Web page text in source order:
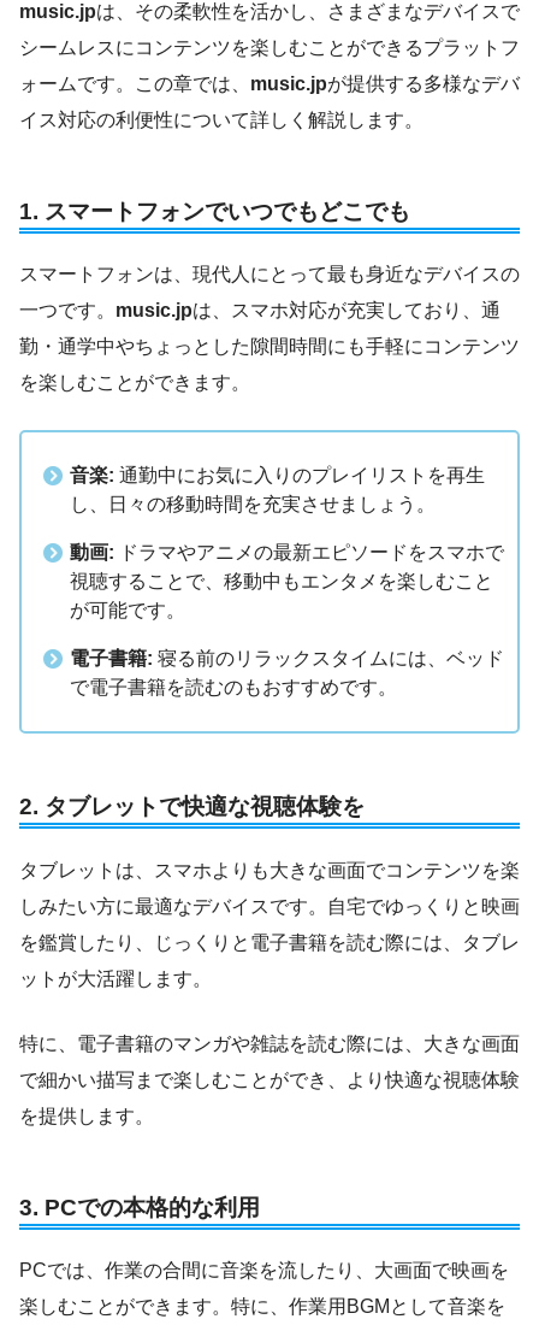
music.jpは、その柔軟性を活かし、さまざまなデバイスで
シームレスにコンテンツを楽しむことができるプラットフ
ォームです。この章では、 music.jpが提供する多様なデバ
イス対応の利便性について詳しく解説します。
1. スマートフォンでいつでもどこでも
スマートフォンは、現代人にとって最も身近なデバイスの
一つです。 music.jpは、スマホ対応が充実しており、通
勤・通学中やちょっとした隙間時間にも手軽にコンテンツ
を楽しむことができます。
音楽: 通勤中にお気に入りのプレイリストを再生
し、日々の移動時間を充実させましょう。
動画: ドラマやアニメの最新エピソードをスマホで
視聴することで、移動中もエンタメを楽しむこと
が可能です。
電子書籍: 寝る前のリラックスタイムには、ベッド
で電子書籍を読むのもおすすめです。
2. タブレットで快適な視聴体験を
タブレットは、スマホよりも大きな画面でコンテンツを楽
しみたい方に最適なデバイスです。自宅でゆっくりと映画
を鑑賞したり、じっくりと電子書籍を読む際には、タブレ
ットが大活躍します。
特に、電子書籍のマンガや雑誌を読む際には、大きな画面
で細かい描写まで楽しむことができ、より快適な視聴体験
を提供します。
3. PCでの本格的な利用
PCでは、作業の合間に音楽を流したり、大画面で映画を
楽しむことができます。特に、作業用BGMとして音楽を